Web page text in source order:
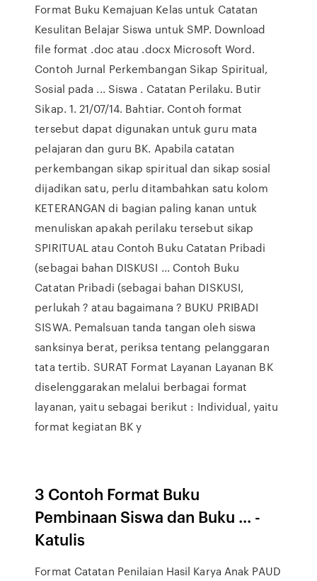
Format Buku Kemajuan Kelas untuk Catatan
Kesulitan Belajar Siswa untuk SMP. Download
file format .doc atau .docx Microsoft Word.
Contoh Jurnal Perkembangan Sikap Spiritual,
Sosial pada ... Siswa . Catatan Perilaku. Butir
Sikap. 1. 21/07/14. Bahtiar. Contoh format
tersebut dapat digunakan untuk guru mata
pelajaran dan guru BK. Apabila catatan
perkembangan sikap spiritual dan sikap sosial
dijadikan satu, perlu ditambahkan satu kolom
KETERANGAN di bagian paling kanan untuk
menuliskan apakah perilaku tersebut sikap
SPIRITUAL atau Contoh Buku Catatan Pribadi
(sebagai bahan DISKUSI ... Contoh Buku
Catatan Pribadi (sebagai bahan DISKUSI,
perlukah ? atau bagaimana ? BUKU PRIBADI
SISWA. Pemalsuan tanda tangan oleh siswa
sanksinya berat, periksa tentang pelanggaran
tata tertib. SURAT Format Layanan Layanan BK
diselenggarakan melalui berbagai format
layanan, yaitu sebagai berikut : Individual, yaitu
format kegiatan BK y
3 Contoh Format Buku
Pembinaan Siswa dan Buku ... -
Katulis
Format Catatan Penilaian Hasil Karya Anak PAUD